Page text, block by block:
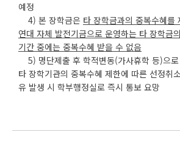
예정
4) 본 장학금은 타 장학금과의 중복수혜를
연대 자체 발전기금으로 운영하는 타 장학금
기간 중에는 중복수혜 받을 수 없음
5) 명단제출 후 학적변동(가사휴학 등)으
타 장학기관의 중복수혜 제한에 따른 선정취
유 발생 시 학부행정실로 즉시 통보 요망